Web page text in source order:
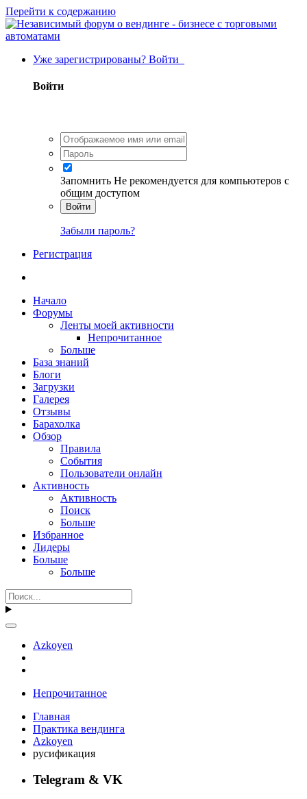
Перейти к содержанию
Уже зарегистрированы? Войти
Войти
Запомнить Не рекомендуется для компьютеров с
общим доступом
Войти
Забыли пароль?
Регистрация
Начало
Форумы
Ленты моей активности
Непрочитанное
Больше
База знаний
Блоги
Загрузки
Галерея
Отзывы
Барахолка
Обзор
Правила
События
Пользователи онлайн
Активность
Активность
Поиск
Больше
Избранное
Лидеры
Больше
Больше
Azkoyen
Непрочитанное
Главная
Практика вендинга
Azkoyen
русификация
Telegram & VK